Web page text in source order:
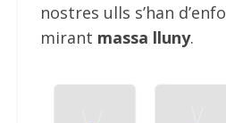
nostres ulls s’han
mirant massa lluny.